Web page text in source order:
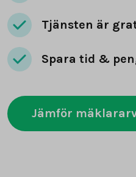
Tjänsten är
Spara tid &
Jämför